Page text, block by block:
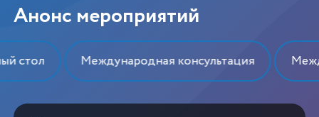
Анонс мероприятий
Международная консультация